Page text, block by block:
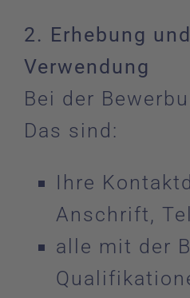
2. Erhebung
Verwendung
Bei der
Das sind:
Ihre
Anschrift,
alle mit der